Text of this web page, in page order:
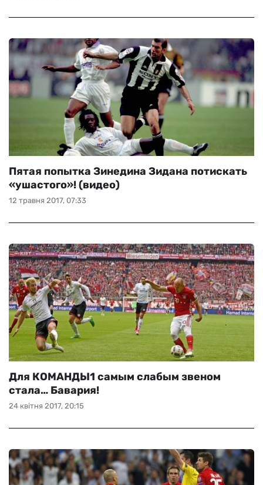
12 травня 2017, 07:33
Пятая попытка Зинедина Зидана потискать
«ушастого»! (видео)
24 квітня 2017, 20:15
Для КОМАНДЫ1 самым слабым звеном
стала… Бавария!